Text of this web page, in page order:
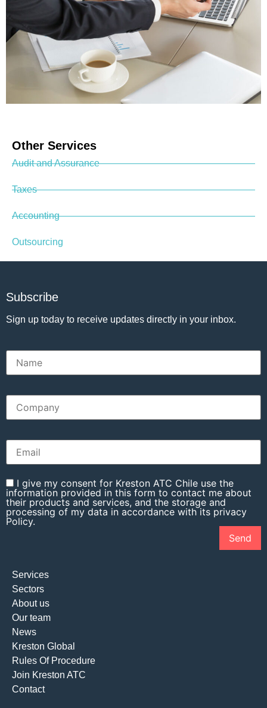
Other Services
Audit and Assurance
Taxes
Accounting
Outsourcing
Services
Sectors
About us
Our team
News
Kreston Global
Rules Of Procedure
Join Kreston ATC
Contact
Subscribe
Sign up today to receive updates directly in your inbox.
I give my consent for Kreston ATC Chile use the
information provided in this form to contact me about
their products and services, and the storage and
processing of my data in accordance with its privacy
Policy.